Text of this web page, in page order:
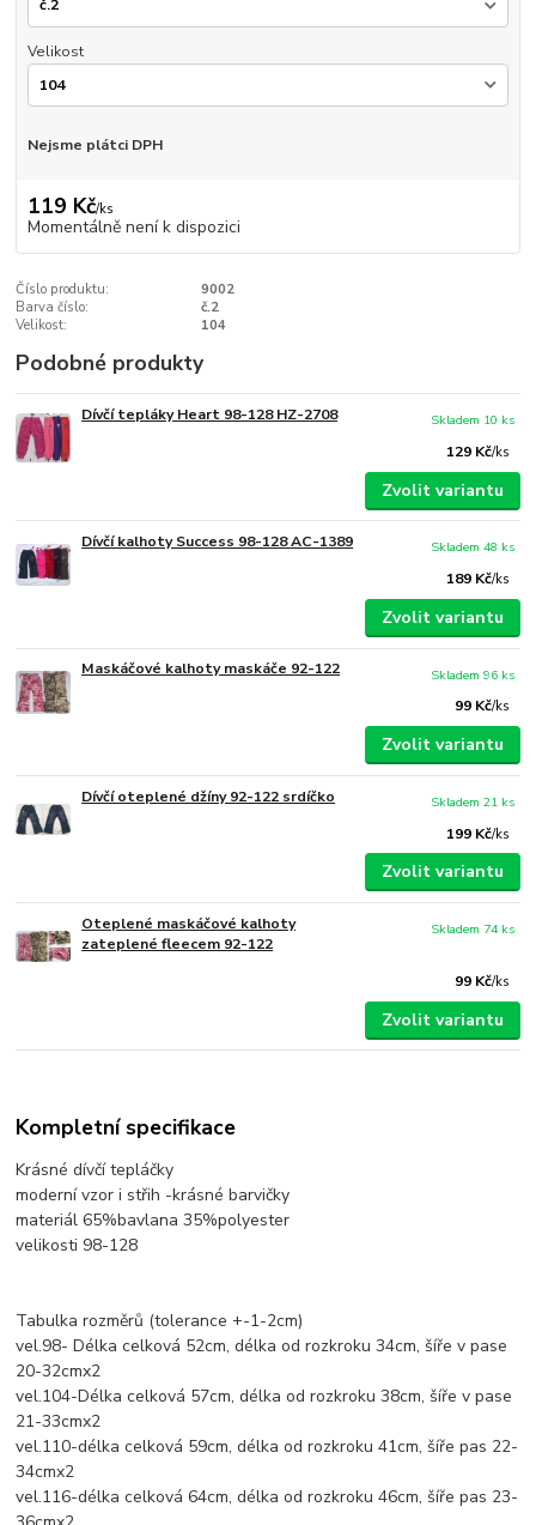
Velikost
Nejsme plátci DPH
119 Kč/ks
Momentálně není k dispozici
Číslo produktu:
9002
Barva číslo:
č.2
Velikost:
104
Podobné produkty
Dívčí tepláky Heart 98-128 HZ-2708
129 Kč/ks
Skladem 10 ks
Zvolit variantu
Dívčí kalhoty Success 98-128 AC-1389
189 Kč/ks
Skladem 48 ks
Zvolit variantu
Maskáčové kalhoty maskáče 92-122
99 Kč/ks
Skladem 96 ks
Zvolit variantu
Dívčí oteplené džíny 92-122 srdíčko
199 Kč/ks
Skladem 21 ks
Zvolit variantu
Oteplené maskáčové kalhoty
zateplené fleecem 92-122
99 Kč/ks
Skladem 74 ks
Zvolit variantu
Kompletní specifikace
Krásné dívčí tepláčky
moderní vzor i střih -krásné barvičky
materiál 65%bavlana 35%polyester
velikosti 98-128
Tabulka rozměrů (tolerance +-1-2cm)
vel.98- Délka celková 52cm, délka od rozkroku 34cm, šíře v pase
20-32cmx2
vel.104-Délka celková 57cm, délka od rozkroku 38cm, šíře v pase
21-33cmx2
vel.110-délka celková 59cm, délka od rozkroku 41cm, šíře pas 22-
34cmx2
vel.116-délka celková 64cm, délka od rozkroku 46cm, šíře pas 23-